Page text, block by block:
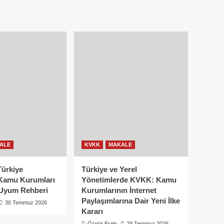
Kurumları
Rehberi
30 Temmuz 2026
KVKK MAKALE
Türkiye ve Yerel
Yönetimlerde KVKK: Kamu
Kurumlarının İnternet
Paylaşımlarına Dair Yeni İlke
Kararı